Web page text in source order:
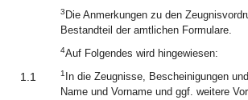
3 Die Anmerkungen zu den
Bestandteil der amtlichen Formulare.
4Auf Folgendes wird hingewiesen:
1.1 1 In die Zeugnisse, Bescheinigungen
Name und Vorname und ggf. weitere